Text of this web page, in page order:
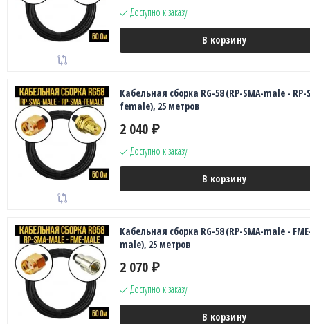
Доступно к заказу
В корзину
Кабельная сборка RG-58 (RP-SMA-male - RP-
female), 25 метров
2 040 ₽
Доступно к заказу
В корзину
Кабельная сборка RG-58 (RP-SMA-male -
male), 25 метров
2 070 ₽
Доступно к заказу
В корзину